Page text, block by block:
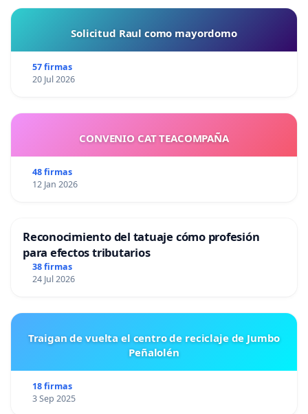
Solicitud Raul como mayordomo
57 firmas
20 Jul 2026
CONVENIO CAT TEACOMPAÑA
48 firmas
12 Jan 2026
Reconocimiento del tatuaje cómo profesión
para efectos tributarios
38 firmas
24 Jul 2026
Traigan de vuelta el centro de reciclaje de Jumbo
Peñalolén
18 firmas
3 Sep 2025